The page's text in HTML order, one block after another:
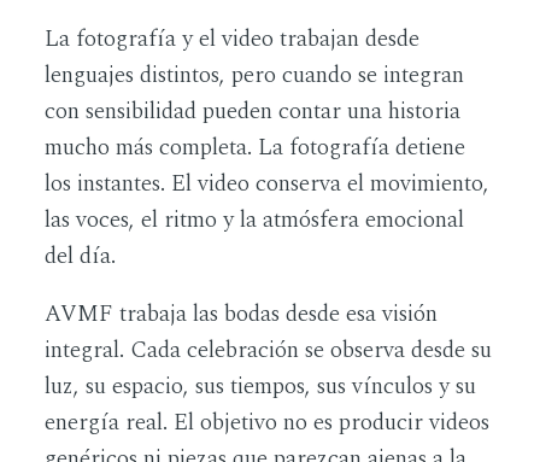
La fotografía y el video trabajan desde
lenguajes distintos, pero cuando se integran
con sensibilidad pueden contar una historia
mucho más completa. La fotografía detiene
los instantes. El video conserva el movimiento,
las voces, el ritmo y la atmósfera emocional
del día.
AVMF trabaja las bodas desde esa visión
integral. Cada celebración se observa desde su
luz, su espacio, sus tiempos, sus vínculos y su
energía real. El objetivo no es producir videos